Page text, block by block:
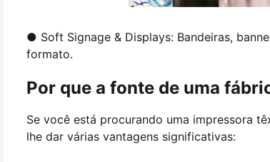
● Soft Signage & Displays: Bandeiras,
formato.
Por que a fonte de uma
Se você está procurando uma impressora
lhe dar várias vantagens significativas: